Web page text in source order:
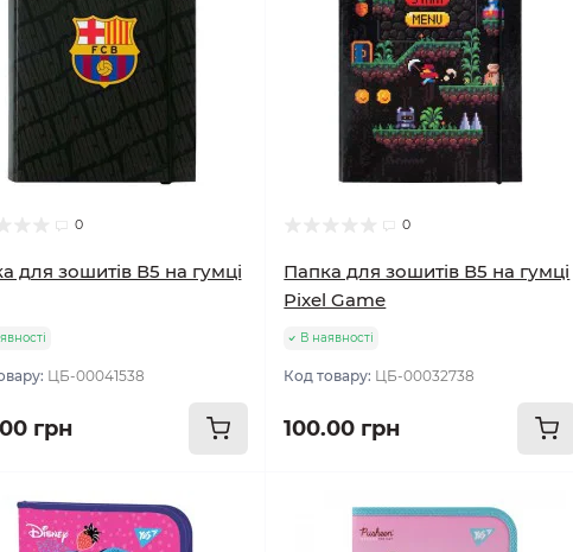
0
для зошитів В5 на гумці
ЦБ-00041538
грн
0
Папка для зошитів В5 на гумці
Pixel Game
В наявності
Код товару: ЦБ-00032738
100.00 грн